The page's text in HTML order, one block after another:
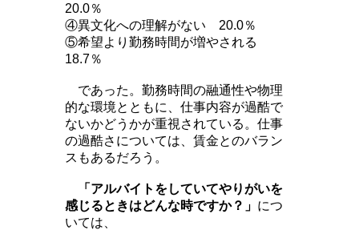
20.0％
④異文化への理解がない 20.0％
⑤希望より勤務時間が増やされる
18.7％
であった。勤務時間の融通性や物理
的な環境とともに、仕事内容が過酷で
ないかどうかが重視されている。仕事
の過酷さについては、賃金とのバラン
スもあるだろう。
「アルバイトをしていてやりがいを
感じるときはどんな時ですか？」 につ
いては、